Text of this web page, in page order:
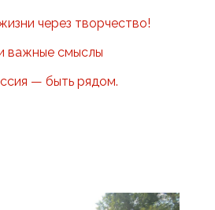
через творчество!
важные смыслы
— быть рядом.